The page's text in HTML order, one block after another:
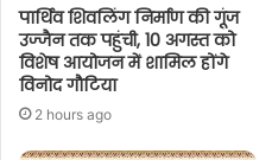
पार्थिव शिवलिंग निर्माण की गूंज
उज्जैन तक पहुंची, 10 अगस्त को
विशेष आयोजन में शामिल होंगे
विनोद गौटिया
2 hours ago